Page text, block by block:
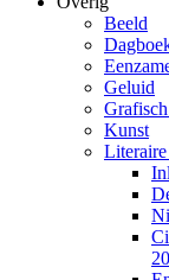
Beeld
Geluid
Kunst